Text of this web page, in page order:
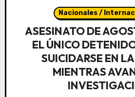
Nacionales /
ASESINATO DE
EL ÚNICO
SUICIDARSE EN
MIENTRAS